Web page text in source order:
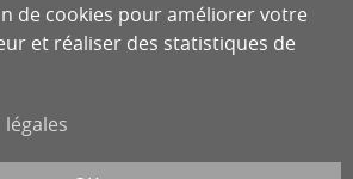
de cookies pour améliorer votre
et réaliser des statistiques de